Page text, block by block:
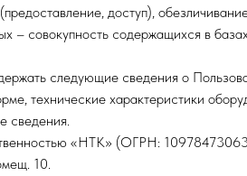
доступ),
– совокупность содержащихся в
следующие сведения о
технические характеристики
сведения.
«НТК» (ОГРН:
10.